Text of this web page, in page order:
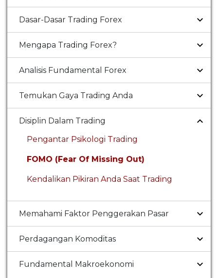
Dasar-Dasar Trading Forex
Mengapa Trading Forex?
Analisis Fundamental Forex
Temukan Gaya Trading Anda
Disiplin Dalam Trading
Pengantar Psikologi Trading
FOMO (Fear Of Missing Out)
Kendalikan Pikiran Anda Saat Trading
Memahami Faktor Penggerakan Pasar
Perdagangan Komoditas
Fundamental Makroekonomi